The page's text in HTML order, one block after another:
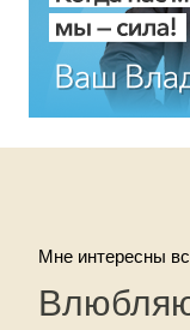
Мне интересны